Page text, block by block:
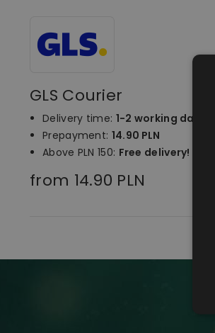
GLS Courier
Delivery time: 1-2 working days
Prepayment: 14.90 PLN
Above PLN 150: Free delivery!
from 14.90 PLN